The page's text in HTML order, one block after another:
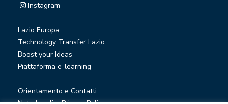
Instagram
Lazio Europa
Technology Transfer Lazio
Boost your Ideas
Piattaforma e-learning
Orientamento e Contatti